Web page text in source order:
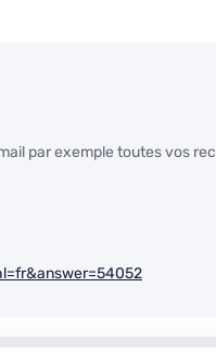
par exemple toutes vos